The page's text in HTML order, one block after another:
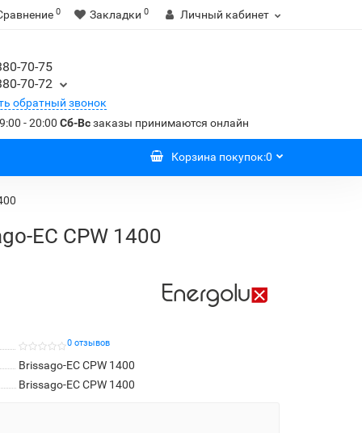
0 Закладки 0 Личный кабинет
70-75
70-72
обратный звонок
- 20:00 Сб-Всзаказы принимаются онлайн
Корзина покупок:0
EC CPW 1400
0 отзывов
Brissago-EC CPW 1400
Brissago-EC CPW 1400